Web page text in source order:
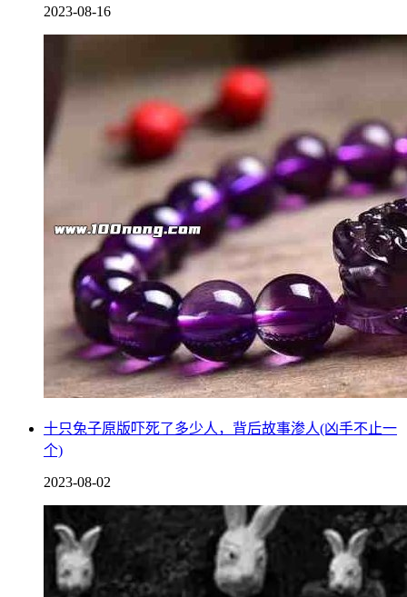
2023-08-16
十只兔子原版吓死了多少人，背后故事渗人(凶手不止一
个)
2023-08-02